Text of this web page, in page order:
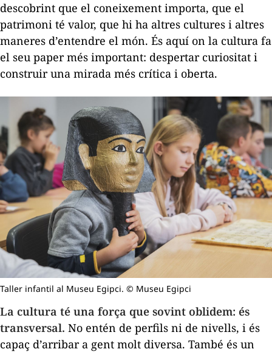
descobrint que el coneixement importa, que el
patrimoni té valor, que hi ha altres cultures i altres
maneres d’entendre el món. És aquí on la cultura fa
el seu paper més important: despertar curiositat i
construir una mirada més crítica i oberta.
Taller infantil al Museu Egipci. © Museu Egipci
La cultura té una força que sovint oblidem: és
transversal. No entén de perfils ni de nivells, i és
capaç d’arribar a gent molt diversa. També és un